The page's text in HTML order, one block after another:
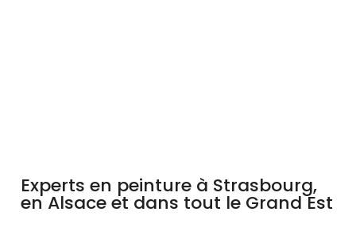
Experts en peinture à Strasbourg,
en Alsace et dans tout le Grand Est